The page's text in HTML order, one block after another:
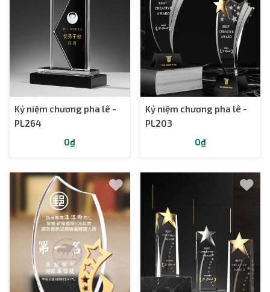
Kỷ niệm chương pha lê -
PL264
0₫
Kỷ niệm chương pha lê -
PL203
0₫